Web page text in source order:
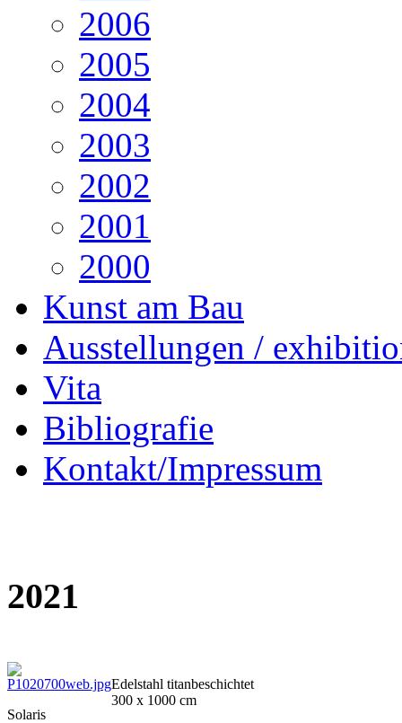
2006
2005
2004
2003
2002
2001
2000
Kunst am Bau
Ausstellungen /
Vita
Bibliografie
Kontakt/Impressum
2021
Solaris
Edelstahl titanbeschichtet
300 x 1000 cm